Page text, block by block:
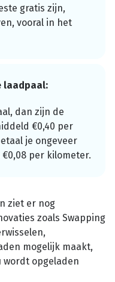
gratis zijn,
vooral in het
laadpaal:
dan zijn de
€0,40 per
je ongeveer
per kilometer.
ziet er nog
zoals Swapping
mogelijk maakt,
wordt opgeladen